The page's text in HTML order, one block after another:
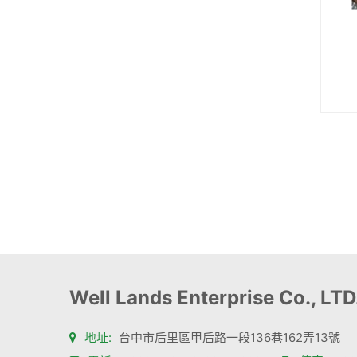
Well Lands Enterprise Co.,
地址: 台中市后里區甲后路一段136巷162弄13號